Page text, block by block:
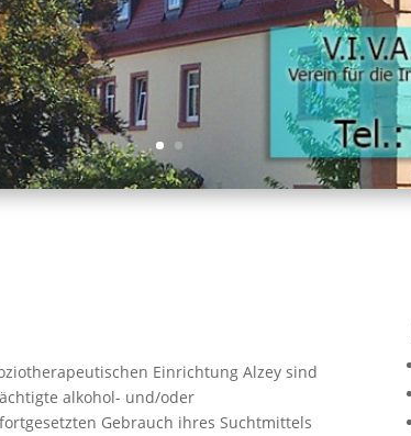
Einrichtung Alzey sind
alkohol- und/oder
Gebrauch ihres Suchtmittels